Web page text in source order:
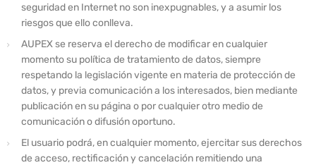
seguridad en Internet no son inexpugnables, y a asumir los
riesgos que ello conlleva.
AUPEX se reserva el derecho de modificar en cualquier
momento su política de tratamiento de datos, siempre
respetando la legislación vigente en materia de protección de
datos, y previa comunicación a los interesados, bien mediante
publicación en su página o por cualquier otro medio de
comunicación o difusión oportuno.
El usuario podrá, en cualquier momento, ejercitar sus derechos
de acceso, rectificación y cancelación remitiendo una